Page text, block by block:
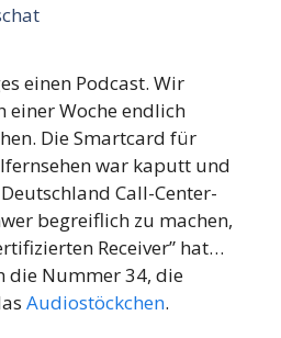
einen Podcast. Wir
einer Woche endlich
Die Smartcard für
war kaputt und
Call-Center-
begreiflich zu machen,
Receiver” hat…
die Nummer 34, die
Audiostöckchen.